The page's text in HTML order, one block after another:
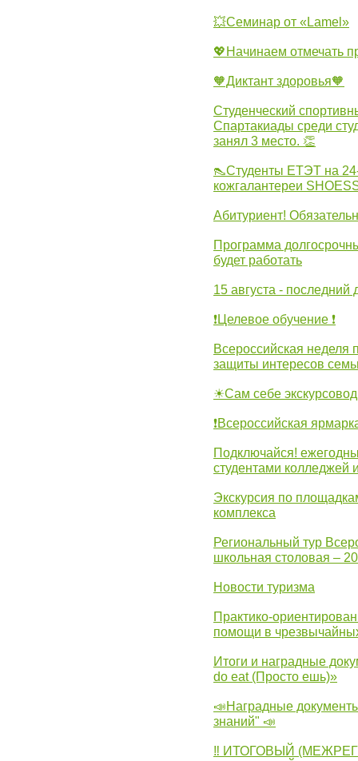
💥Семинар от «Lamel»
💖Начинаем отмечать
🧡Диктант здоровья🧡
Студенческий
Спартакиады среди
занял 3 место. 👏
👠Студенты ЕТЭТ на
кожгалантереи
Абитуриент!
Программа
будет работать
15 августа - последний
❗Целевое обучение ❗
Всероссийская
защиты интересов
☀Сам себе экскурсовод
❗Всероссийская
Подключайся!
студентами колледжей
Экскурсия по
комплекса
Региональный тур
школьная столовая –
Новости туризма
Практико-
помощи в
Итоги и наградные
do eat (Просто ешь)»
📣Наградные
знаний" 📣
‼ ИТОГОВЫЙ